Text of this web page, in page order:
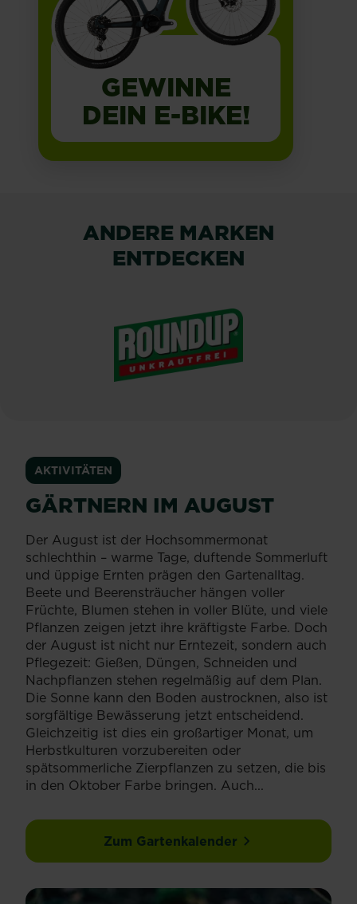
GEWINNE
DEIN E-BIKE!
ANDERE MARKEN
ENTDECKEN
AKTIVITÄTEN
GÄRTNERN IM AUGUST
Der August ist der Hochsommermonat
schlechthin – warme Tage, duftende Sommerluft
und üppige Ernten prägen den Gartenalltag.
Beete und Beerensträucher hängen voller
Früchte, Blumen stehen in voller Blüte, und viele
Pflanzen zeigen jetzt ihre kräftigste Farbe. Doch
der August ist nicht nur Erntezeit, sondern auch
Pflegezeit: Gießen, Düngen, Schneiden und
Nachpflanzen stehen regelmäßig auf dem Plan.
Die Sonne kann den Boden austrocknen, also ist
sorgfältige Bewässerung jetzt entscheidend.
Gleichzeitig ist dies ein großartiger Monat, um
Herbstkulturen vorzubereiten oder
spätsommerliche Zierpflanzen zu setzen, die bis
in den Oktober Farbe bringen. Auch...
Zum Gartenkalender